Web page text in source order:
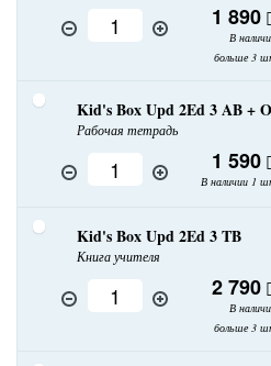
1 890
В
больше 3
Kid's Box Upd 2Ed 3 AB +
Рабочая тетрадь
1 590
В наличии 1
Kid's Box Upd 2Ed 3 TB
Книга учителя
2 790
В
больше 3